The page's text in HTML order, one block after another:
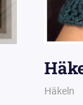
14.
Häkeln